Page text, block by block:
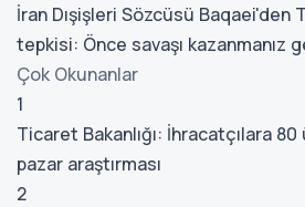
İran Dışişleri Sözcüsü Baqaei'den
tepkisi: Önce savaşı kazanmanız
Çok Okunanlar
1
Ticaret Bakanlığı: İhracatçılara
pazar araştırması
2